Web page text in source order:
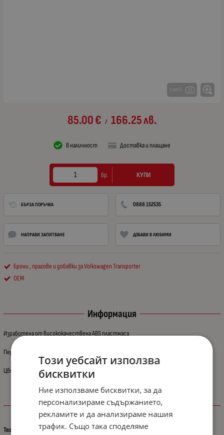
1 от 5
85.00€ / 166.25лв.
В наличност Доставка и плащане
бр. КУПИ
БЪРЗА ПОРЪЧКА 0888 152535
НАПРАВИ ЗАПИТВАНЕ ДОБАВИ В ЛЮБИМИ
Брони , прагове и добавки за Volkswagen Transporter
OEM
Информация
Изработена от висококачествена ABS пластмаса
Перфектно пасване.
Цвят: черен
Характеристики
Тегло (кг.)
Този уебсайт използва
бисквитки
Ние използваме бисквитки, за да
персонализираме съдържанието,
рекламите и да анализираме нашия
трафик. Също така споделяме